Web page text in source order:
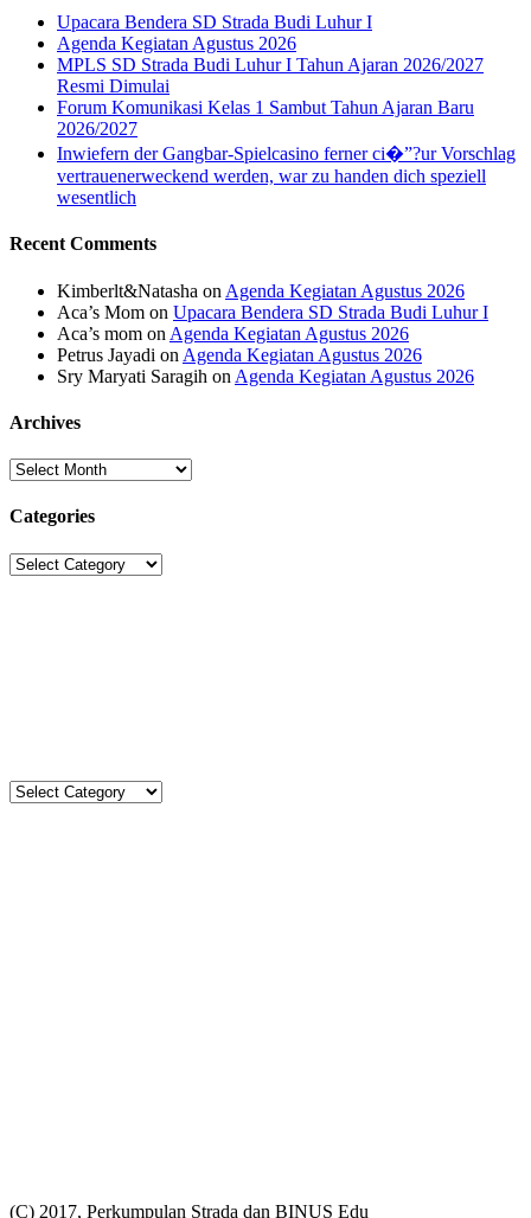
Upacara Bendera SD Strada Budi Luhur I
Agenda Kegiatan Agustus 2026
MPLS SD Strada Budi Luhur I Tahun Ajaran 2026/2027
Resmi Dimulai
Forum Komunikasi Kelas 1 Sambut Tahun Ajaran Baru
2026/2027
Inwiefern der Gangbar-Spielcasino ferner ci�”?ur Vorschlag
vertrauenerweckend werden, war zu handen dich speziell
wesentlich
Recent Comments
Kimberlt&Natasha on Agenda Kegiatan Agustus 2026
Aca’s Mom on Upacara Bendera SD Strada Budi Luhur I
Aca’s mom on Agenda Kegiatan Agustus 2026
Petrus Jayadi on Agenda Kegiatan Agustus 2026
Sry Maryati Saragih on Agenda Kegiatan Agustus 2026
Archives
Archives
Categories
Categories
Kategori
(C) 2017, Perkumpulan Strada dan BINUS Edu